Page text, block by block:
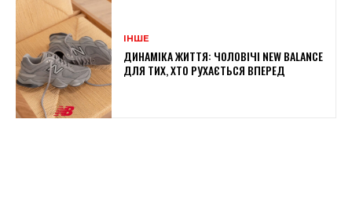
ІНШЕ
ДИНАМІКА ЖИТТЯ: ЧОЛОВІЧІ NEW BALANCE
ДЛЯ ТИХ, ХТО РУХАЄТЬСЯ ВПЕРЕД